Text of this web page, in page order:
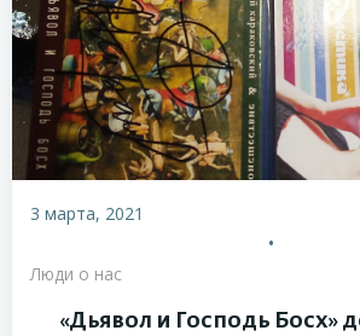
3 марта, 2021
•
Люди о нас
«Дьявол и Господь Босх»